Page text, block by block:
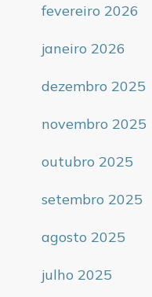
fevereiro 2026
janeiro 2026
dezembro 2025
novembro 2025
outubro 2025
setembro 2025
agosto 2025
julho 2025